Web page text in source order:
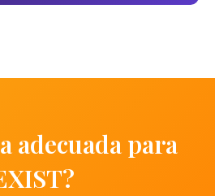
adecuada para